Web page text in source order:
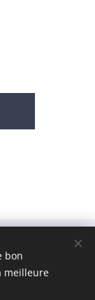
bon
meilleure